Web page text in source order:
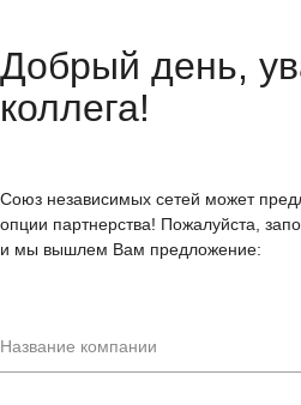
Добрый день,
коллега!
Союз независимых сетей может
опции партнерства! Пожалуйста,
и мы вышлем Вам предложение: